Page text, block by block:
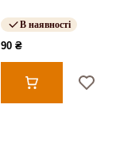
В наявності
90 ₴